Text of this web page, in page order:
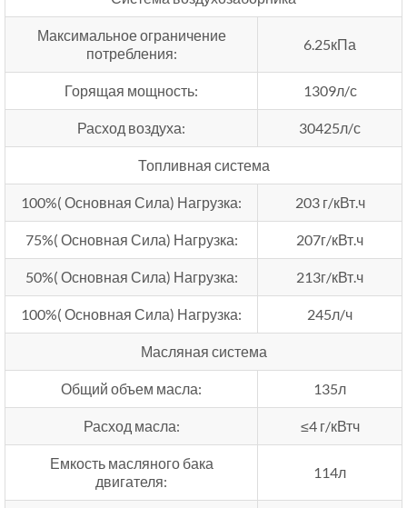
Максимальное ограничение
потребления:
6.25кПа
Горящая мощность: 1309л/с
Расход воздуха: 30425л/с
Топливная система
100%( Основная Сила) Нагрузка: 203 г/кВт.ч
75%( Основная Сила) Нагрузка: 207г/кВт.ч
50%( Основная Сила) Нагрузка: 213г/кВт.ч
100%( Основная Сила) Нагрузка: 245л/ч
Масляная система
Общий объем масла: 135л
Расход масла: ≤4 г/кВтч
Емкость масляного бака
двигателя:
114л